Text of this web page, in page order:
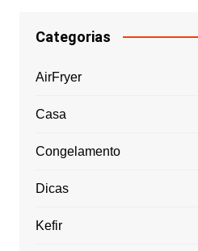
Categorias
AirFryer
Casa
Congelamento
Dicas
Kefir